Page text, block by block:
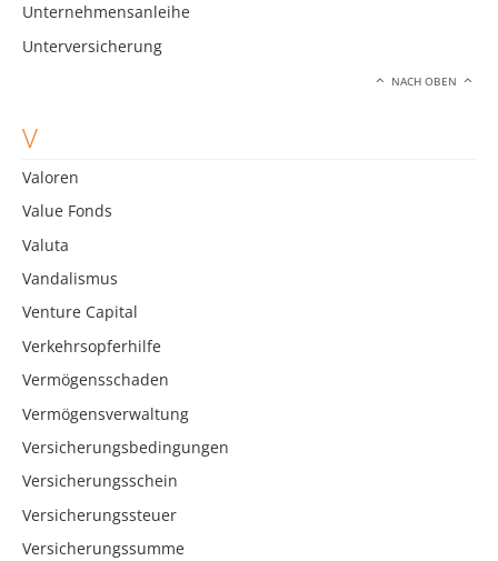
Unternehmensanleihe
Unterversicherung
NACH OBEN
V
Valoren
Value Fonds
Valuta
Vandalismus
Venture Capital
Verkehrsopferhilfe
Vermögensschaden
Vermögensverwaltung
Versicherungsbedingungen
Versicherungsschein
Versicherungssteuer
Versicherungssumme